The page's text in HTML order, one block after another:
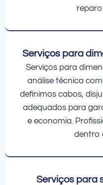
Serviços para
Serviços para
análise técnica
definimos cabos,
adequados para
e economia.
dentro
Serviços para